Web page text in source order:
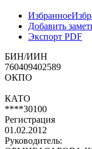
Избранное
Добавить
Экспорт PDF
БИН/ИИН
760409402589
ОКПО
КАТО
****30100
Регистрация
01.02.2012
Руководитель: